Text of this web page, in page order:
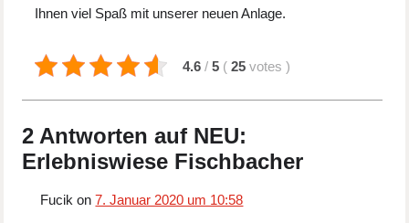
Ihnen viel Spaß mit unserer neuen Anlage.
4.6 / 5 ( 25 votes)
2 Antworten auf NEU:
Erlebniswiese Fischbacher
Fucik on7. Januar 2020 um 10:58